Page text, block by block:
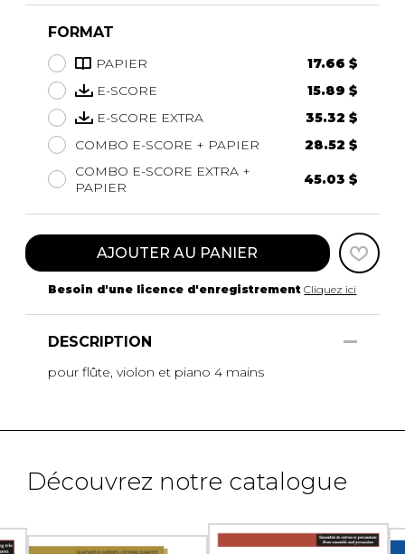
FORMAT
PAPIER
17.66 $
E-SCORE
15.89 $
E-SCORE EXTRA
35.32 $
COMBO E-SCORE + PAPIER
28.52 $
COMBO E-SCORE EXTRA +
PAPIER
45.03 $
AJOUTER AU PANIER
Besoin d'une licence d'enregistrement Cliquez ici
DESCRIPTION
pour flûte, violon et piano 4 mains
Découvrez notre catalogue